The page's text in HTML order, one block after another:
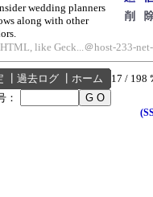
wedding planners
along with other
like Geck...＠host-233-
過去ログ ホーム 17 / 198
：